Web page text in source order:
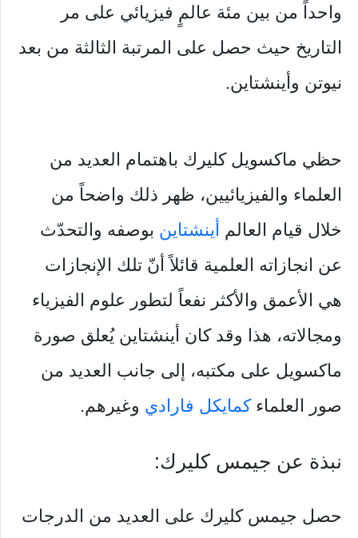
واحداً من بين مئة عالمٍ فيزيائي على مر
التاريخ حيث حصل على المرتبة الثالثة من بعد
نيوتن وأينشتاين.
حظي ماكسويل كليرك باهتمام العديد من
العلماء والفيزيائيين، ظهر ذلك واضحاً من
خلال قيام العالم أينشتاين بوصفه والتحدّث
عن انجازاته العلمية قائلاً أنّ تلك الإنجازات
هي الأعمق والأكثر نفعاً لتطور علوم الفيزياء
ومجالاته، هذا وقد كان أينشتاين يُعلق صورة
ماكسويل على مكتبه، إلى جانب العديد من
صور العلماء كمايكل فارادي وغيرهم.
نبذة عن جيمس كليرك:
حصل جيمس كليرك على العديد من الدرجات